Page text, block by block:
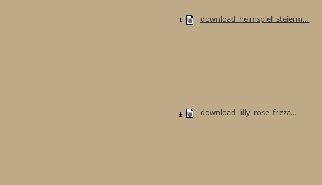
download_heimspiel_steierm...
download_lilly_rose_frizza...